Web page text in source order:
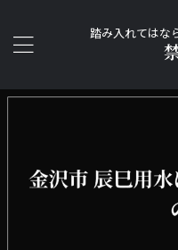
踏み入れてはな